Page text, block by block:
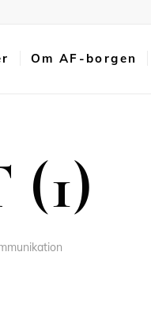
Om AF-borgen
(1)